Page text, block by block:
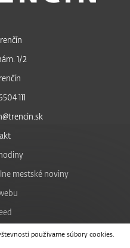
používame súbory cookies.
1/2
111
mestské noviny
cookies